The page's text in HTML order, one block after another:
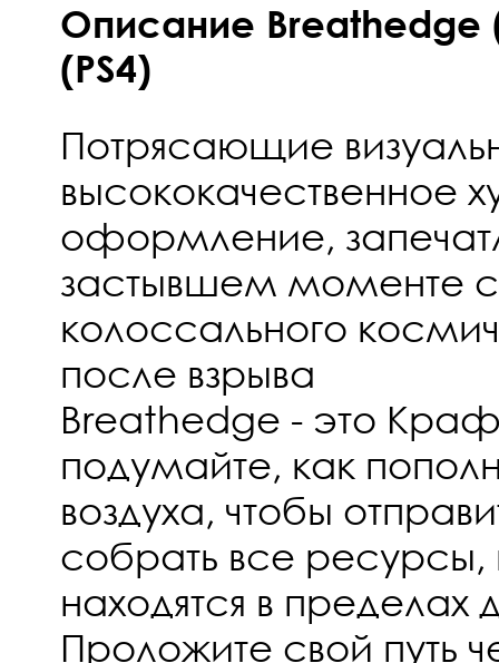
Описание Breathedge
(PS4)
Потрясающие
высококачественное
оформление,
застывшем моменте
колоссального
после взрыва
Breathedge - это
подумайте, как
воздуха, чтобы
собрать все ресурсы,
находятся в пределах
Проложите свой путь